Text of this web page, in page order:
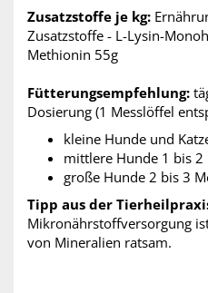
Zusatzstoffe je kg:
Zusatzstoffe - L-Lysin-
Methionin 55g
Fütterungsempfehlung:
Dosierung (1 Messlöffel
kleine Hunde und
mittlere Hunde 1 bis 2
große Hunde 2 bis 3
Tipp aus der
Mikronährstoffversorgung
von Mineralien ratsam.